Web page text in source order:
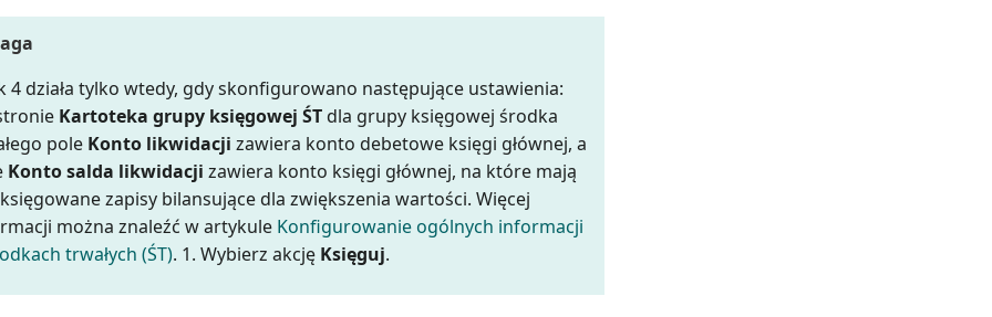
4 działa tylko wtedy, gdy skonfigurowano następujące ustawienia:
Kartoteka grupy księgowej ŚTdla grupy księgowej środka
pole Konto likwidacji zawiera konto debetowe księgi głównej, a
Konto salda likwidacji zawiera konto księgi głównej, na które mają
zapisy bilansujące dla zwiększenia wartości. Więcej
można znaleźć w artykule Konfigurowanie ogólnych informacji
trwałych (ŚT). 1. Wybierz akcję Księguj.